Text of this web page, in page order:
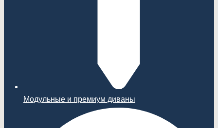
Модульные и премиум диваны